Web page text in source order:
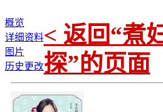
概览
详细资料
图片
历史更改
< 返回“煮
探”的页面